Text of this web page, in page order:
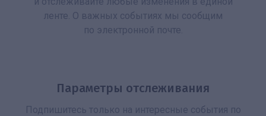
ленте. О важных событиях мы сообщим
по электронной почте.
Параметры отслеживания
Подпишитесь только на интересные события по